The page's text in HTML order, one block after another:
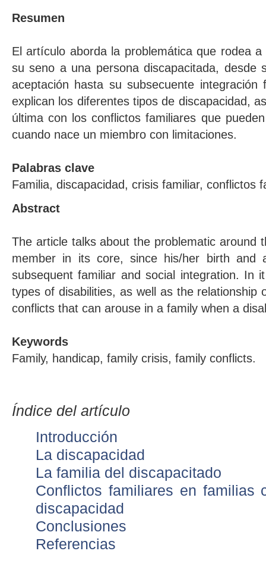
Resumen
El artículo aborda la problemática que rodea
su seno a una persona discapacitada, desde
aceptación hasta su subsecuente
explican los diferentes tipos de discapacidad,
última con los conflictos familiares que
cuando nace un miembro con limitaciones.
Palabras clave
Familia, discapacidad, crisis familiar, conflictos
Abstract
The article talks about the problematic around
member in its core, since his/her birth and
subsequent familiar and social integration. In
types of disabilities, as well as the relationship
conflicts that can arouse in a family when a
Keywords
Family, handicap, family crisis, family conflicts.
Índice del artículo
Introducción
La discapacidad
La familia del discapacitado
Conflictos familiares en familias
discapacidad
Conclusiones
Referencias